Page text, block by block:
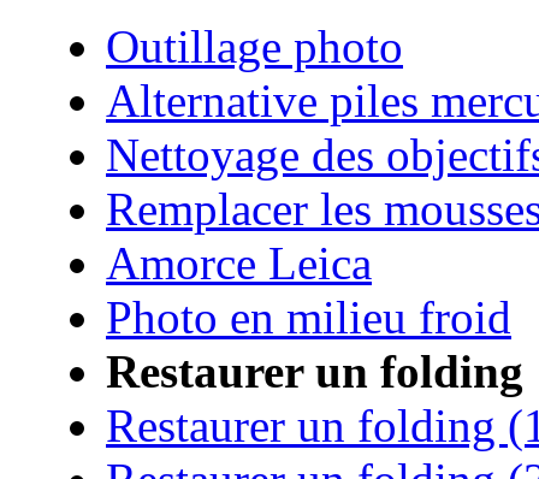
Outillage photo
Alternative piles
Nettoyage des
Remplacer les
Amorce Leica
Photo en milieu froid
Restaurer un folding
Restaurer un folding